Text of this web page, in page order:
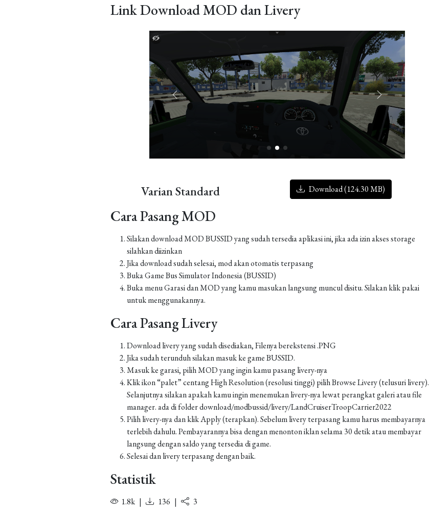
Link Download MOD dan Livery
Varian Standard Download (124.30 MB)
Cara Pasang MOD
Silakan download MOD BUSSID yang sudah tersedia aplikasi ini, jika ada izin akses storage
silahkan diizinkan
Jika download sudah selesai, mod akan otomatis terpasang
Buka Game Bus Simulator Indonesia (BUSSID)
Buka menu Garasi dan MOD yang kamu masukan langsung muncul disitu. Silakan klik pakai
untuk menggunakannya.
Cara Pasang Livery
Download livery yang sudah disediakan, Filenya berekstensi .PNG
Jika sudah terunduh silakan masuk ke game BUSSID.
Masuk ke garasi, pilih MOD yang ingin kamu pasang livery-nya
Klik ikon “palet” centang High Resolution (resolusi tinggi) pilih Browse Livery (telusuri livery).
Selanjutnya silakan apakah kamu ingin menemukan livery-nya lewat perangkat galeri atau file
manager. ada di folder download/modbussid/livery/LandCruiserTroopCarrier2022
Pilih livery-nya dan klik Apply (terapkan). Sebelum livery terpasang kamu harus membayarnya
terlebih dahulu. Pembayarannya bisa dengan menonton iklan selama 30 detik atau membayar
langsung dengan saldo yang tersedia di game.
Selesai dan livery terpasang dengan baik.
Statistik
1.8k | 136 | 3